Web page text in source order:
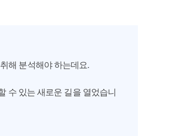
해 분석해야 하는데요.
수 있는 새로운 길을 열었습니